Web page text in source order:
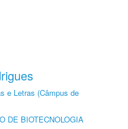
e Letras (Câmpus de
DE BIOTECNOLOGIA